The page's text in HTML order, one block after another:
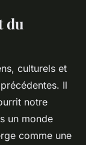
du
culturels et
Il
notre
un monde
comme une